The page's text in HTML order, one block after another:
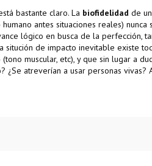
bastante claro. La biofidelidad de
antes situaciones reales)
lógico en busca de la perfección,
situción de impacto inevitable existe
muscular, etc), y que sin lugar a
¿Se atreverían a usar personas